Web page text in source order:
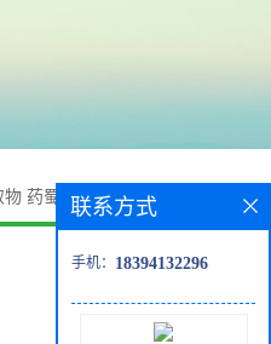
药蜀葵粉 药蜀葵浸膏
联系方式
手机： 18394132296